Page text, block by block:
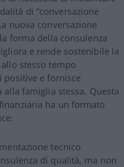
di “conversazione
nuova conversazione
forma della consulenza
e rende sostenibile la
stesso tempo
positive e fornisce
alla famiglia stessa. Questa
ha un formato
tecnico
di qualità, ma non